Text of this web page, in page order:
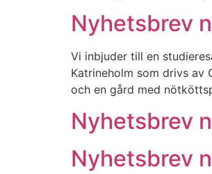
Nyhetsbrev
Vi inbjuder till en
Katrineholm som drivs av
och en gård med
Nyhetsbrev
Nyhetsbrev